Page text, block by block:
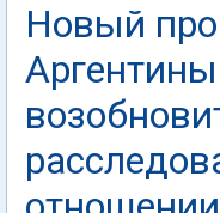
Новый